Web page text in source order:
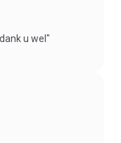
u wel"